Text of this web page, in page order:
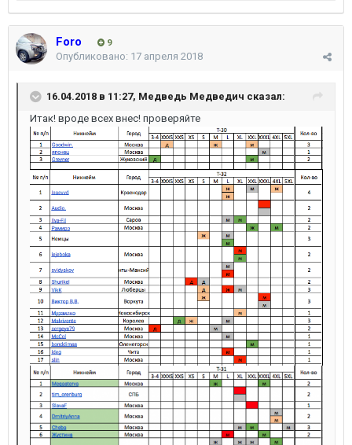
Foro 9
Опубликовано: 17 апреля 2018
16.04.2018 в 11:27, Медведь Медведич сказал:
Итак! вроде всех внес! проверяйте